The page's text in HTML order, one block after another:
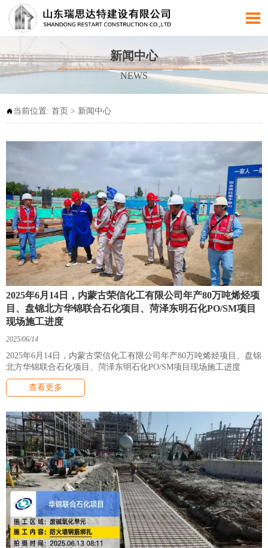

新闻中心
NEWS
当前位置: 首页 > 新闻中心
2025年6月14日，内蒙古荣信化工有限公司年产80万吨烯烃项
目、盘锦北方华锦联合石化项目、菏泽东明石化PO/SM项目
现场施工进度
2025/06/14
2025年6月14日，内蒙古荣信化工有限公司年产80万吨烯烃项目、盘锦
北方华锦联合石化项目、菏泽东明石化PO/SM项目现场施工进度
查看更多